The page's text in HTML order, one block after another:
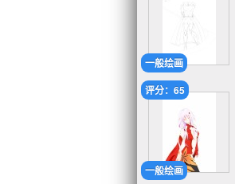
一般绘画
一般绘画
评分：65